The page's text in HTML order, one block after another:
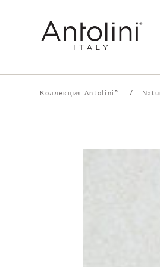
Коллекция Antolini ® /